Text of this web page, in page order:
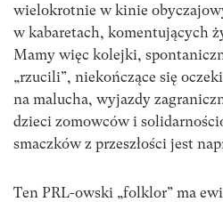
wielokrotnie w kinie
w kabaretach, komentujących
Mamy więc kolejki,
„rzucili”, niekończące się
na malucha, wyjazdy
dzieci zomowców i
smaczków z przeszłości jest
Ten PRL-owski „folklor” ma